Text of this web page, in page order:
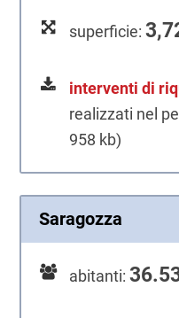
superficie:
interventi di
realizzati nel
958 kb)
Saragozza
abitanti: